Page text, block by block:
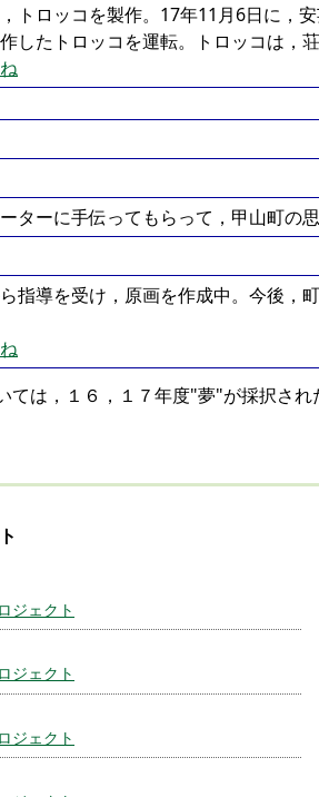
トロッコを製作。17年11月6日に，
したトロッコを運転。トロッコは，
ターに手伝ってもらって，甲山町の
指導を受け，原画を作成中。今後，
ては，１６，１７年度"夢"が採択され
ジェクト
ジェクト
ジェクト